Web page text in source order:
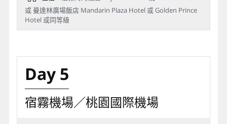
或 曼達林廣場飯店 Mandarin Plaza Hotel 或 Golden Prince
Hotel 或同等級
Day 5
宿霧機場／桃園國際機場